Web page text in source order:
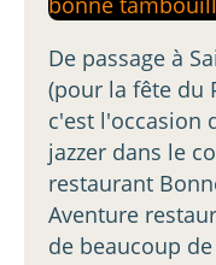
De passage à
(pour la fête du
c'est l'occasion
jazzer dans le
restaurant
Aventure
de beaucoup